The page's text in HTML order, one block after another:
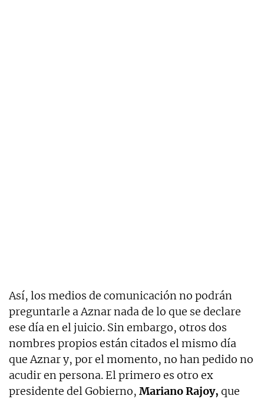
Así, los medios de comunicación no podrán
preguntarle a Aznar nada de lo que se declare
ese día en el juicio. Sin embargo, otros dos
nombres propios están citados el mismo día
que Aznar y, por el momento, no han pedido no
acudir en persona. El primero es otro ex
presidente del Gobierno, Mariano Rajoy, que